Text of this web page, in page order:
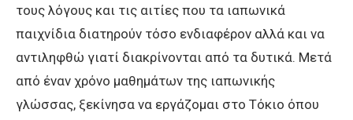
τους λόγους και τις αιτίες που τα ιαπωνικά
παιχνίδια διατηρούν τόσο ενδιαφέρον αλλά και να
αντιληφθώ γιατί διακρίνονται από τα δυτικά. Μετά
από έναν χρόνο μαθημάτων της ιαπωνικής
γλώσσας, ξεκίνησα να εργάζομαι στο Τόκιο όπου